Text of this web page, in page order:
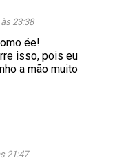
23:38
ée!
isso, pois eu
a mão muito
21:47